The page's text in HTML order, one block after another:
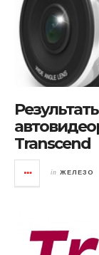
Transcend
in ЖЕЛЕЗО